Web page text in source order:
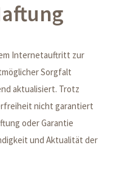
Internetauftritt zur
Sorgfalt
aktualisiert. Trotz
nicht garantiert
oder Garantie
und Aktualität der